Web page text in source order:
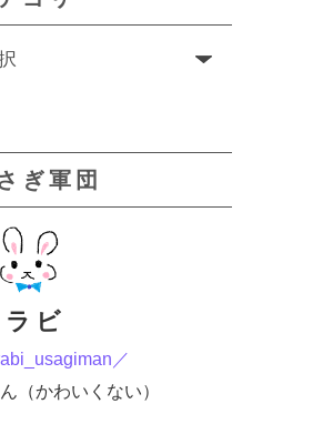
ぎ軍団
ラビ
／
（かわいくない）